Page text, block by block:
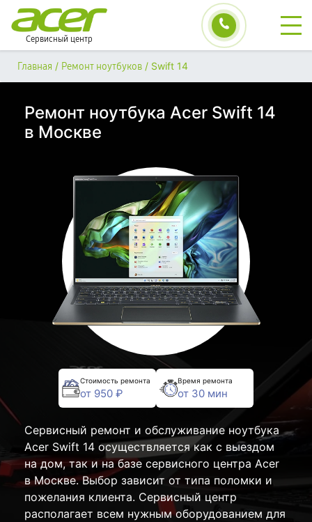
Сервисный центр
Главная / Ремонт ноутбуков / Swift 14
Ремонт ноутбука Acer Swift 14
в Москве
Стоимость ремонта
от 950 ₽
Время ремонта
от 30 мин
Сервисный ремонт и обслуживание ноутбука
Acer Swift 14 осуществляется как с выездом
на дом, так и на базе сервисного центра Acer
в Москве. Выбор зависит от типа поломки и
пожелания клиента. Сервисный центр
располагает всем нужным оборудованием для